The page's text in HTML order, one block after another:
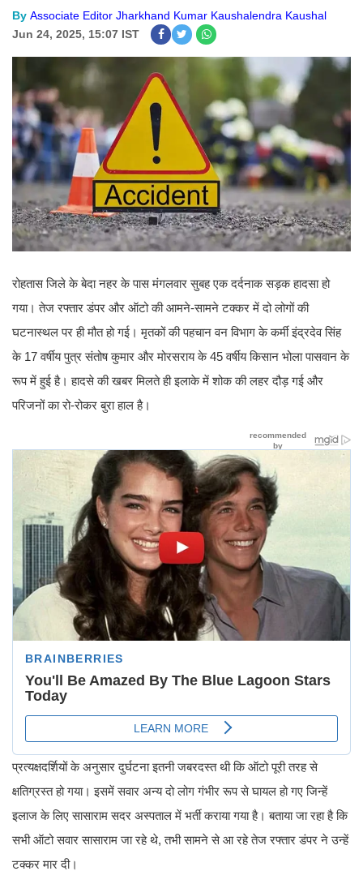
By Associate Editor Jharkhand Kumar Kaushalendra Kaushal
Jun 24, 2025, 15:07 IST
रोहतास जिले के बेदा नहर के पास मंगलवार सुबह एक दर्दनाक सड़क हादसा हो
गया। तेज रफ्तार डंपर और ऑटो की आमने-सामने टक्कर में दो लोगों की
घटनास्थल पर ही मौत हो गई। मृतकों की पहचान वन विभाग के कर्मी इंद्रदेव सिंह
के 17 वर्षीय पुत्र संतोष कुमार और मोरसराय के 45 वर्षीय किसान भोला पासवान के
रूप में हुई है। हादसे की खबर मिलते ही इलाके में शोक की लहर दौड़ गई और
परिजनों का रो-रोकर बुरा हाल है।
प्रत्यक्षदर्शियों के अनुसार दुर्घटना इतनी जबरदस्त थी कि ऑटो पूरी तरह से
क्षतिग्रस्त हो गया। इसमें सवार अन्य दो लोग गंभीर रूप से घायल हो गए जिन्हें
इलाज के लिए सासाराम सदर अस्पताल में भर्ती कराया गया है। बताया जा रहा है कि
सभी ऑटो सवार सासाराम जा रहे थे, तभी सामने से आ रहे तेज रफ्तार डंपर ने उन्हें
टक्कर मार दी।